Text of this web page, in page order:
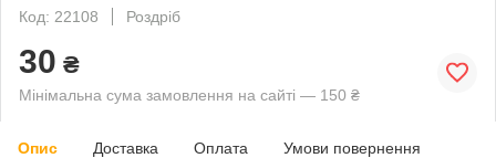
Код: 22108
Роздріб
30 ₴
Мінімальна сума замовлення на сайті — 150 ₴
Опис Доставка Оплата Умови повернення